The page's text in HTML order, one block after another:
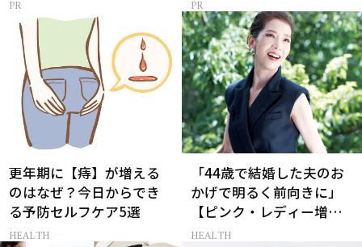
更年期に【痔】が増える
のはなぜ？今日からでき
る予防セルフケア5選
HEALTH
「44歳で結婚した夫のお
かげで明るく前向きに」
【ピンク・レディー増田
惠子さん】今も続けるル
HEALTH